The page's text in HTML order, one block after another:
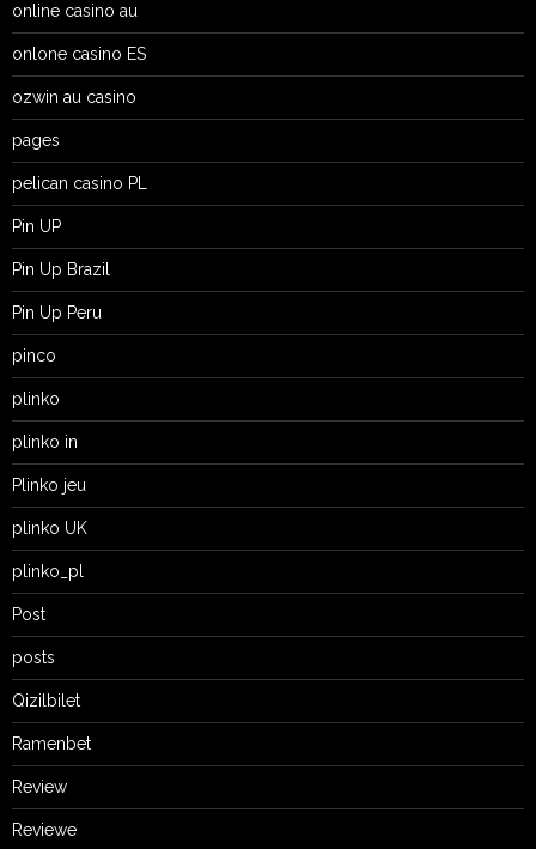
online casino au
onlone casino ES
ozwin au casino
pages
pelican casino PL
Pin UP
Pin Up Brazil
Pin Up Peru
pinco
plinko
plinko in
Plinko jeu
plinko UK
plinko_pl
Post
posts
Qizilbilet
Ramenbet
Review
Reviewe